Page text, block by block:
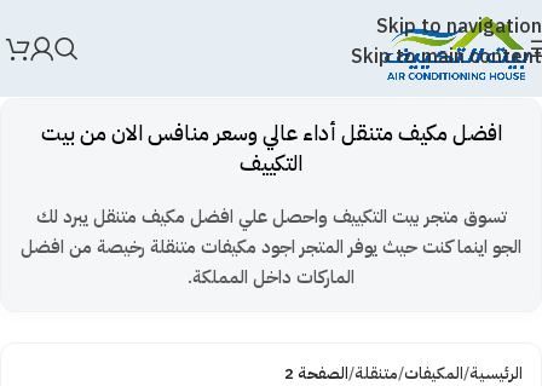
Skip to navigation
Skip to main content
افضل مكيف متنقل أداء عالي وسعر منافس الان من بيت
التكييف
تسوق متجر بيت التكييف واحصل علي افضل مكيف متنقل يبرد لك
الجو اينما كنت حيث يوفر المتجر اجود مكيفات متنقلة رخيصة من افضل
الماركات داخل المملكة.
الرئيسية/المكيفات/متنقلة/الصفحة 2